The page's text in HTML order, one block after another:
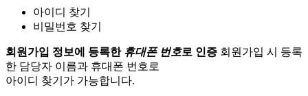
아이디 찾기
비밀번호 찾기
회원가입 정보에 등록한 휴대폰 번호로 인증 회원가입 시 등록
한 담당자 이름과 휴대폰 번호로
아이디 찾기가 가능합니다.